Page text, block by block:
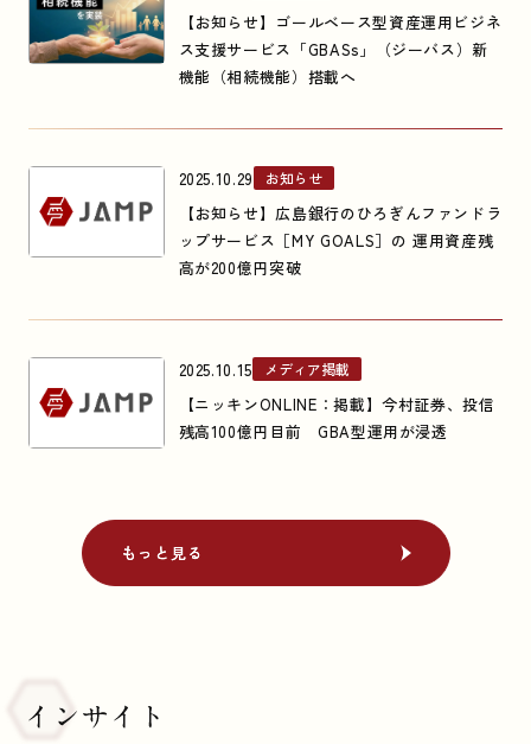
【お知らせ】ゴールベース型資産運用ビジネ
ス支援サービス「GBASs」（ジーバス）新
機能（相続機能）搭載へ
2025.10.29 お知らせ
【お知らせ】広島銀行のひろぎんファンドラ
ップサービス［MY GOALS］の 運用資産残
高が200億円突破
2025.10.15 メディア掲載
【ニッキンONLINE：掲載】今村証券、投信
残高100億円目前 GBA型運用が浸透
もっと見る
もっと見る